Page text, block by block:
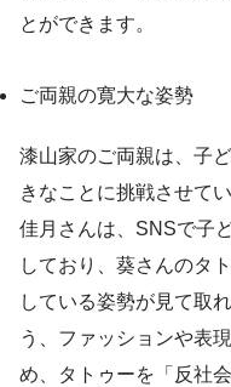
とができます。
ご両親の寛大な姿勢
漆山家のご両親は、子
きなことに挑戦させて
佳月さんは、SNSで子
しており、葵さんのタ
している姿勢が見て取
う、ファッションや表
め、タトゥーを「反社